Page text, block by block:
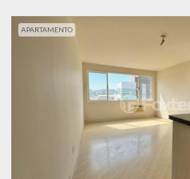
APARTAMENTO